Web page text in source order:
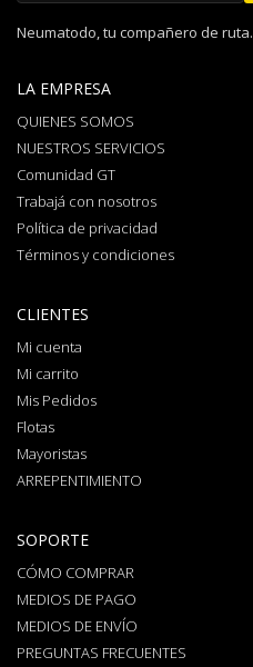
Neumatodo, tu compañero de ruta.
LA EMPRESA
QUIENES SOMOS
NUESTROS SERVICIOS
Comunidad GT
Trabajá con nosotros
Política de privacidad
Términos y condiciones
CLIENTES
Mi cuenta
Mi carrito
Mis Pedidos
Flotas
Mayoristas
ARREPENTIMIENTO
SOPORTE
CÓMO COMPRAR
MEDIOS DE PAGO
MEDIOS DE ENVÍO
PREGUNTAS FRECUENTES